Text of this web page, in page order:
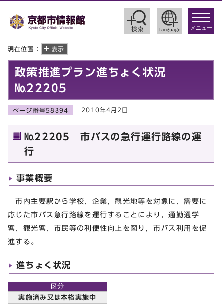
toggle
メニュー
現在位置： 表示
政策推進プラン進ちょく状況
№22205
ページ番号58894 2010年4月2日
№22205 市バスの急行運行路線の運
行
事業概要
市内主要駅から学校，企業，観光地等を対象に，需要に
応じた市バス急行路線を運行することにより，通勤通学
客，観光客，市民等の利便性向上を図り，市バス利用を促
進する。
進ちょく状況
区分
実施済み又は本格実施中